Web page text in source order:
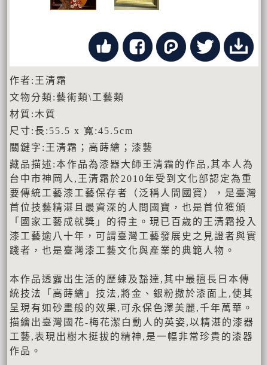
作者:王清霜
文物分類:藝術類\工藝類
材質:木質
尺寸:長:55.5 x 寬:45.5cm
關鍵字:王清霜；高蒔繪；漆藝
藏品描述:本作品為漆器大師王清霜的作品,其本人為
台中市神岡人,王清霜於2010年受到文化部認定為重
要傳統工藝漆工藝保存者（泛稱人間國寶），是臺灣
首位技藝精湛且最資深的人間國寶，也是首位獲頒
「國家工藝成就獎」的得主。現已百歲的王清霜投入
漆工藝逾八十年，可謂臺灣工藝發展史之見證者與實
踐者，也是臺灣漆工藝文化與產業的典範人物。
本作品透露出生活的歷練及豁達,其中最擅長日本傳
統技法「高蒔繪」技法,將金、銀粉撒於漆面上,使其
呈現有如砂畫般的效果,可永保色澤美麗,千年萬華。
描繪出臺灣國花-梅花潔白動人的英姿,以精湛的漆器
工藝,表現出樹木挺拔的精神,是一幅非常珍貴的漆器
作品。